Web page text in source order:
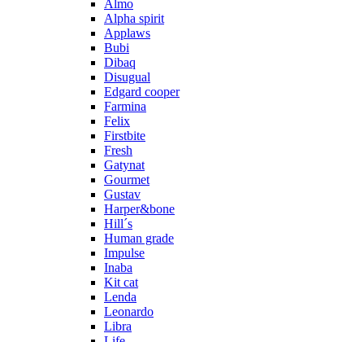
Almo
Alpha spirit
Applaws
Bubi
Dibaq
Disugual
Edgard cooper
Farmina
Felix
Firstbite
Fresh
Gatynat
Gourmet
Gustav
Harper&bone
Hill´s
Human grade
Impulse
Inaba
Kit cat
Lenda
Leonardo
Libra